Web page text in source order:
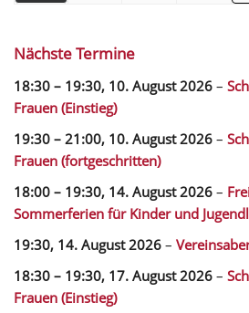
Nächste Termine
18:30 – 19:30, 10. August 2026 –
Frauen (Einstieg)
19:30 – 21:00, 10. August 2026 –
Frauen (fortgeschritten)
18:00 – 19:30, 14. August 2026 –
Sommerferien für Kinder und
19:30, 14. August 2026 –
18:30 – 19:30, 17. August 2026 –
Frauen (Einstieg)